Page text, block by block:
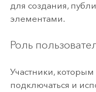
для создания,
элементами.
Роль
Участники, которым
подключаться и